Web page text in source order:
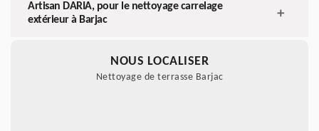
Artisan DARIA, pour le nettoyage carrelage
extérieur à Barjac
NOUS LOCALISER
Nettoyage de terrasse Barjac